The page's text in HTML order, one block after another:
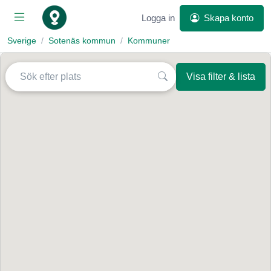
Logga in Skapa konto
Sverige Sotenäs kommun Kommuner
Visa filter & lista